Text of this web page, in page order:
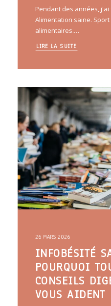
Pendant des années,
Alimentation saine.
alimentaires.…
LIRE LA SUITE
26 MARS 2026
INFOBÉSITÉ
POURQUOI
CONSEILS
VOUS AIDENT